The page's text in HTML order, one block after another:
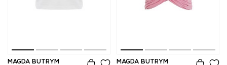
MAGDA BUTRYM
MAGDA BUTRYM